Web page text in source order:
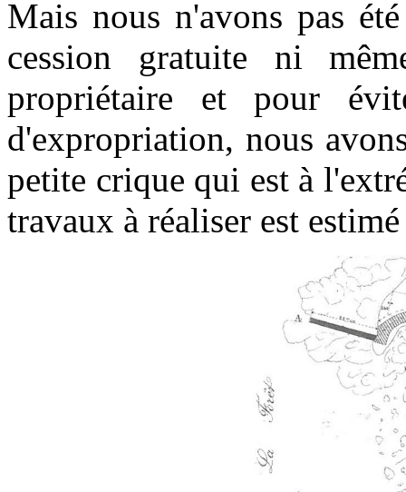
Mais nous n'avons pas
cession gratuite ni
propriétaire et pour
d'expropriation, nous
petite crique qui est à
travaux à réaliser est